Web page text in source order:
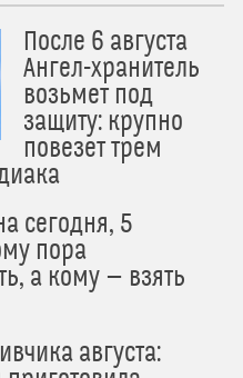
После 6 августа
Ангел-хранитель
возьмет под
защиту: крупно
повезет трем
сегодня, 5
пора
а кому — взять
августа: